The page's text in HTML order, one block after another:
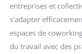
entreprises et
s’adapter
espaces de
du travail avec des